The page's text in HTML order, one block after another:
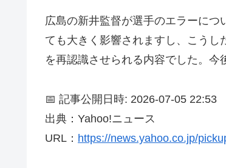
広島の新井監督が選手のエラーに
ても大きく影響されますし、こうし
を再認識させられる内容でした。今
📅 記事公開日時: 2026-07-05 22:53
出典：Yahoo!ニュース
URL： https://news.yahoo.co.jp/